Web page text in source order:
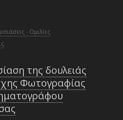
- Ομιλίες
της δουλειάς
Φωτογραφίας